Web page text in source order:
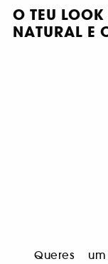
O TEU
NATURAL E
Queres